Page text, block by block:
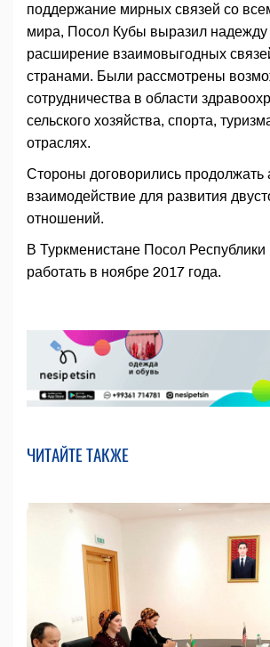
поддержание мирных связей со
мира, Посол Кубы выразил надежду
расширение взаимовыгодных
странами. Были рассмотрены
сотрудничества в области
сельского хозяйства, спорта,
отраслях.
Стороны договорились продолжать
взаимодействие для развития
отношений.
В Туркменистане Посол
работать в ноябре 2017 года.
ЧИТАЙТЕ ТАКЖЕ